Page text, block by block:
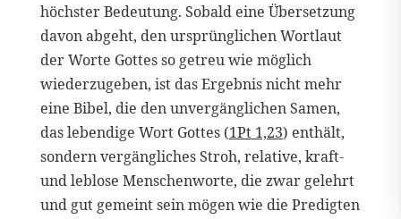
höchster Bedeutung. Sobald eine Übersetzung
davon abgeht, den ursprünglichen Wortlaut
der Worte Gottes so getreu wie möglich
wiederzugeben, ist das Ergebnis nicht mehr
eine Bibel, die den unvergänglichen Samen,
das lebendige Wort Gottes (1Pt 1,23) enthält,
sondern vergängliches Stroh, relative, kraft-
und leblose Menschenworte, die zwar gelehrt
und gut gemeint sein mögen wie die Predigten